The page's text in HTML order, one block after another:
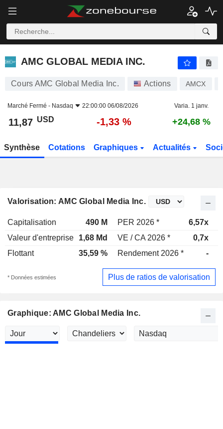
AMC GLOBAL MEDIA INC.
AMC GLOBAL MEDIA INC.
Cours AMC Global Media Inc. Actions AMCX
Marché Fermé - Nasdaq 22:00:00 06/08/2026 Varia. 1 janv.
11,87 USD -1,33 % +24,68 %
Synthèse Cotations Graphiques Actualités
Valorisation: AMC Global Media Inc.
Capitalisation 490 M PER 2026 * 6,57x
Valeur d'entreprise
1,68 Md VE / CA 2026 * 0,7x
Flottant
35,59 % Rendement 2026 * -
* Données estimées Plus de ratios de valorisation
Graphique: AMC Global Media Inc.